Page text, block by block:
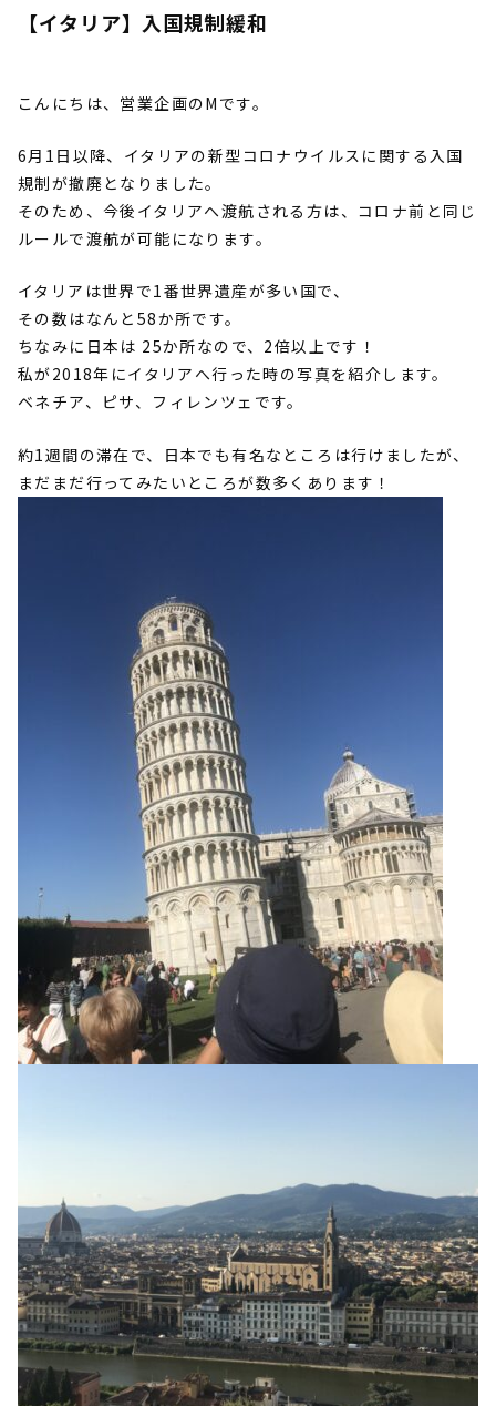
【イタリア】入国規制緩和
こんにちは、営業企画のMです。
6月1日以降、 イタリアの新型コロナウイルスに関する入国
規制が撤廃となりまし た。
そのため、今後イタリアへ渡航される方は、 コロナ前と同じ
ルールで渡航が可能になります。
イタリアは世界で1番世界遺産が多い国で、
その数はなんと58か所です。
ちなみに日本は 25か所なので、2倍以上です！
私が2018年にイタリアへ行った時の写真を紹介します。
ベネチア、ピサ、フィレンツェです。
約1週間の滞在で、日本でも有名なところは行けましたが、
まだまだ行ってみたいところが数多くあります！